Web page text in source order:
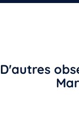
D'autres